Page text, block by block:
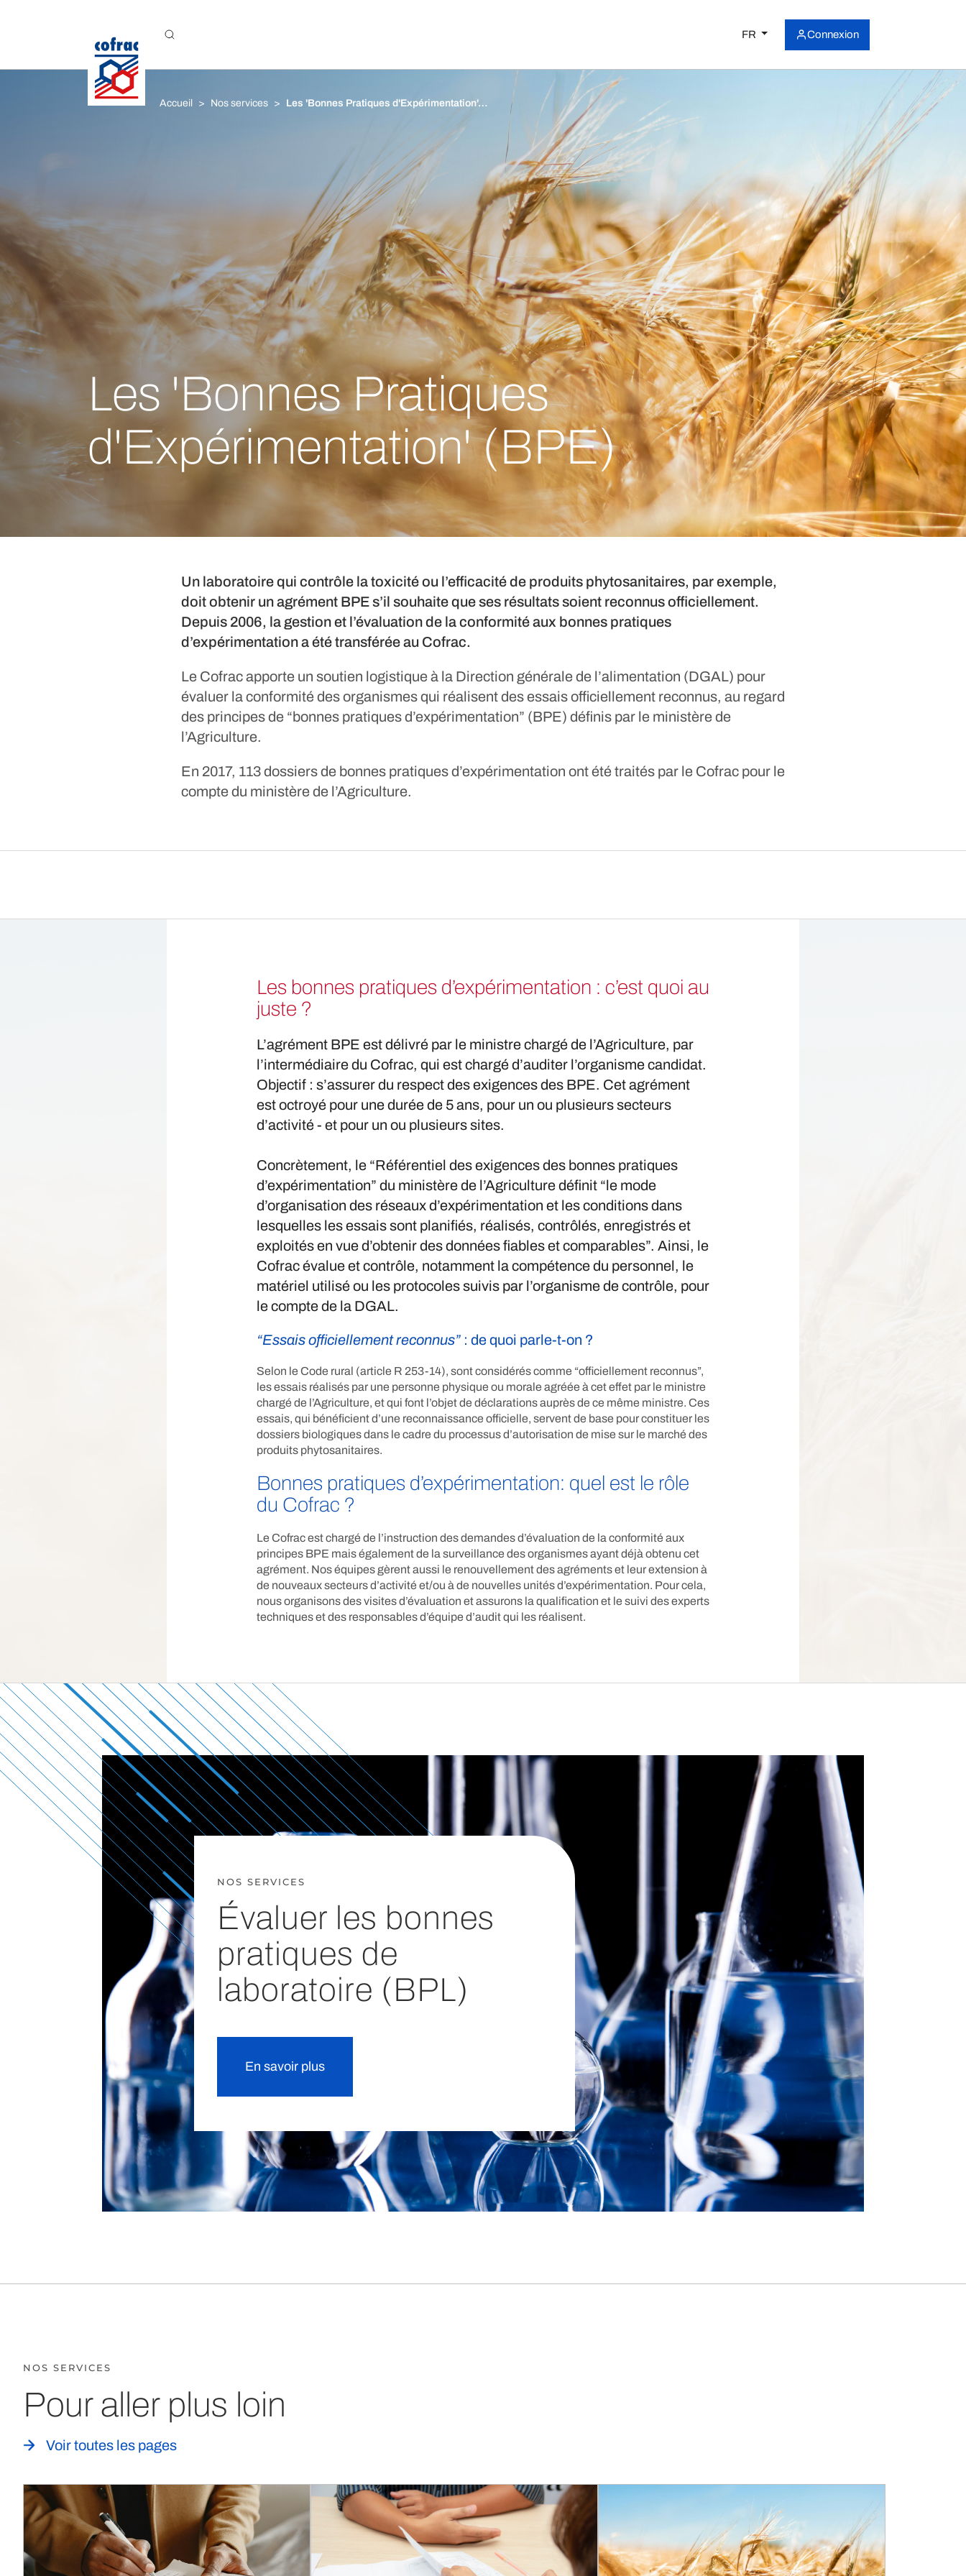
FR Connexion
Accueil Nos services Les 'Bonnes Pratiques d'Expérimentation'…
Les 'Bonnes Pratiques
d'Expérimentation' (BPE)
Un laboratoire qui contrôle la toxicité ou l’efficacité de produits phytosanitaires, par exemple,
doit obtenir un agrément BPE s’il souhaite que ses résultats soient reconnus officiellement.
Depuis 2006, la gestion et l’évaluation de la conformité aux bonnes pratiques
d’expérimentation a été transférée au Cofrac.
Le Cofrac apporte un soutien logistique à la Direction générale de l’alimentation (DGAL) pour
évaluer la conformité des organismes qui réalisent des essais officiellement reconnus, au regard
des principes de “bonnes pratiques d’expérimentation” (BPE) définis par le ministère de
l’Agriculture.
En 2017, 113 dossiers de bonnes pratiques d’expérimentation ont été traités par le Cofrac pour le
compte du ministère de l’Agriculture.
Les bonnes pratiques d’expérimentation : c’est quoi au
juste ?
L’agrément BPE est délivré par le ministre chargé de l’Agriculture, par
l’intermédiaire du Cofrac, qui est chargé d’auditer l’organisme candidat.
Objectif : s’assurer du respect des exigences des BPE. Cet agrément
est octroyé pour une durée de 5 ans, pour un ou plusieurs secteurs
d’activité - et pour un ou plusieurs sites.
Concrètement, le “Référentiel des exigences des bonnes pratiques
d’expérimentation” du ministère de l’Agriculture définit “le mode
d’organisation des réseaux d’expérimentation et les conditions dans
lesquelles les essais sont planifiés, réalisés, contrôlés, enregistrés et
exploités en vue d’obtenir des données fiables et comparables”. Ainsi, le
Cofrac évalue et contrôle, notamment la compétence du personnel, le
matériel utilisé ou les protocoles suivis par l’organisme de contrôle, pour
le compte de la DGAL.
“Essais officiellement reconnus” : de quoi parle-t-on ?
Selon le Code rural (article R 253-14), sont considérés comme “officiellement reconnus”,
les essais réalisés par une personne physique ou morale agréée à cet effet par le ministre
chargé de l’Agriculture, et qui font l’objet de déclarations auprès de ce même ministre. Ces
essais, qui bénéficient d’une reconnaissance officielle, servent de base pour constituer les
dossiers biologiques dans le cadre du processus d’autorisation de mise sur le marché des
produits phytosanitaires.
Bonnes pratiques d’expérimentation: quel est le rôle
du Cofrac ?
Le Cofrac est chargé de l’instruction des demandes d’évaluation de la conformité aux
principes BPE mais également de la surveillance des organismes ayant déjà obtenu cet
agrément. Nos équipes gèrent aussi le renouvellement des agréments et leur extension à
de nouveaux secteurs d’activité et/ou à de nouvelles unités d’expérimentation. Pour cela,
nous organisons des visites d’évaluation et assurons la qualification et le suivi des experts
techniques et des responsables d’équipe d’audit qui les réalisent.
NOS SERVICES
Évaluer les bonnes
pratiques de
laboratoire (BPL)
En savoir plus
NOS SERVICES
Pour aller plus loin
Voir toutes les pages